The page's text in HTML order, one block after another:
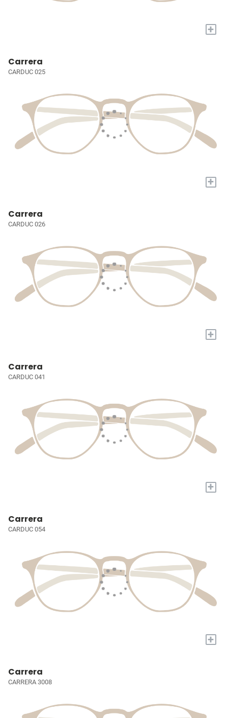
+
Carrera
CARDUC 025
+
Carrera
CARDUC 026
+
Carrera
CARDUC 041
+
Carrera
CARDUC 054
+
Carrera
CARRERA 3008